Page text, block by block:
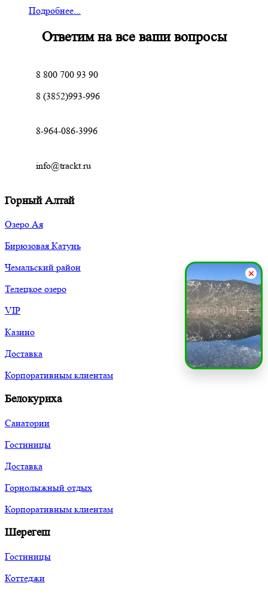
Подробнее...
Ответим на все ваши вопросы
8 800 700 93 90
8 (3852)993-996
8-964-086-3996
info@trackt.ru
Горный Алтай
Озеро Ая
Бирюзовая Катунь
Чемальский район
Телецкое озеро
VIP
Казино
Доставка
Корпоративным клиентам
Белокуриха
Санатории
Гостиницы
Доставка
Горнолыжный отдых
Корпоративным клиентам
Шерегеш
Гостиницы
Коттеджи